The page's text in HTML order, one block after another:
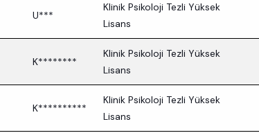
U***
Klinik Psikoloji Tezli Yüksek
Lisans
K********
Klinik Psikoloji Tezli Yüksek
Lisans
K**********
Klinik Psikoloji Tezli Yüksek
Lisans